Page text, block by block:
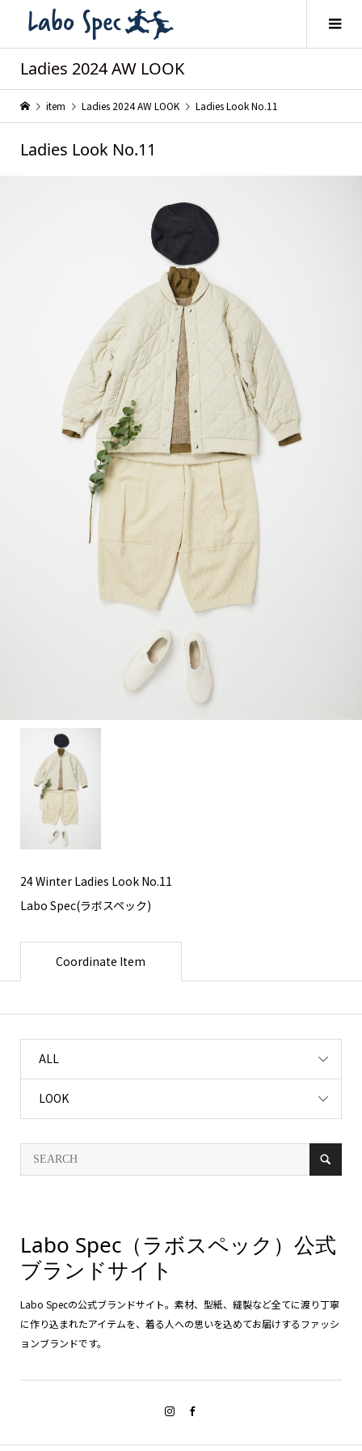
Ladies 2024 AW LOOK
item Ladies 2024 AW LOOK Ladies Look No.11
Ladies Look No.11
24 Winter Ladies Look No.11
Labo Spec(ラボスペック)
Coordinate Item
ALL
LOOK
Labo Spec（ラボスペック）公式
ブランドサイト
Labo Specの公式ブランドサイト。素材、型紙、縫製など全てに渡り丁寧
に作り込まれたアイテムを、着る人への思いを込めてお届けするファッシ
ョンブランドです。